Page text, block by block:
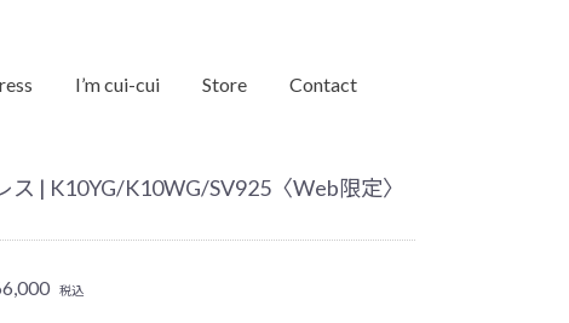
モンド
ダイヤモンド
ブルートパーズ
ー
/ バースストーン
1石ダイヤモンド
世界最小ダイヤモンド
Other
モチーフ
ゴールド
カラーストーン
イニシャル / バースストーン
ージリング
ジリング
I’m cui-cui Store Contact
ス | K10YG/K10WG/SV925〈Web限定〉
税込